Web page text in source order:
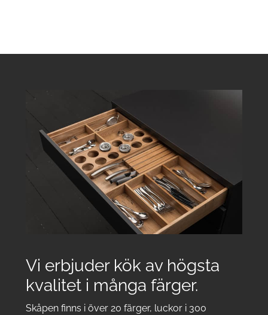
Vi erbjuder kök av högsta
kvalitet i många färger.
Skåpen finns i över 20 färger, luckor i 300